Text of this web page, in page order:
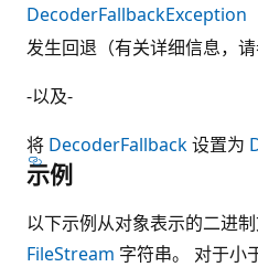
DecoderFallbackException
发生回退（有关详细信息，
-以及-
将 DecoderFallback设置为
示例
以下示例从对象表示的二进
FileStream 字符串。 对于小